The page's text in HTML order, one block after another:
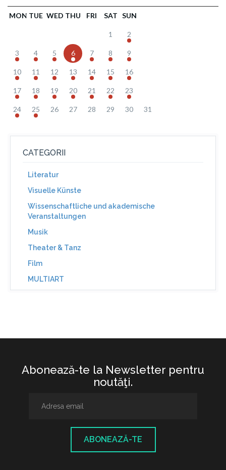
MON TUE WED THU FRI SAT SUN
1 2
3 4 5 6 7 8 9
10 11 12 13 14 15 16
17 18 19 20 21 22 23
24 25 26 27 28 29 30 31
CATEGORII
Literatur
Visuelle Künste
Wissenschaftliche und akademische
Veranstaltungen
Musik
Theater & Tanz
Film
MULTIART
Abonează-te la Newsletter pentru
noutăţi.
ABONEAZĂ-TE